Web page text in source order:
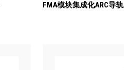
FMA模块集成化ARC导轨